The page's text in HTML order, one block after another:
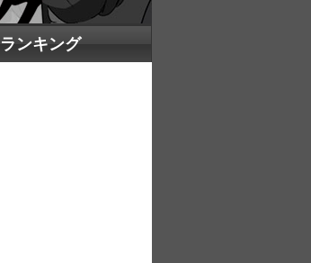
ランキング